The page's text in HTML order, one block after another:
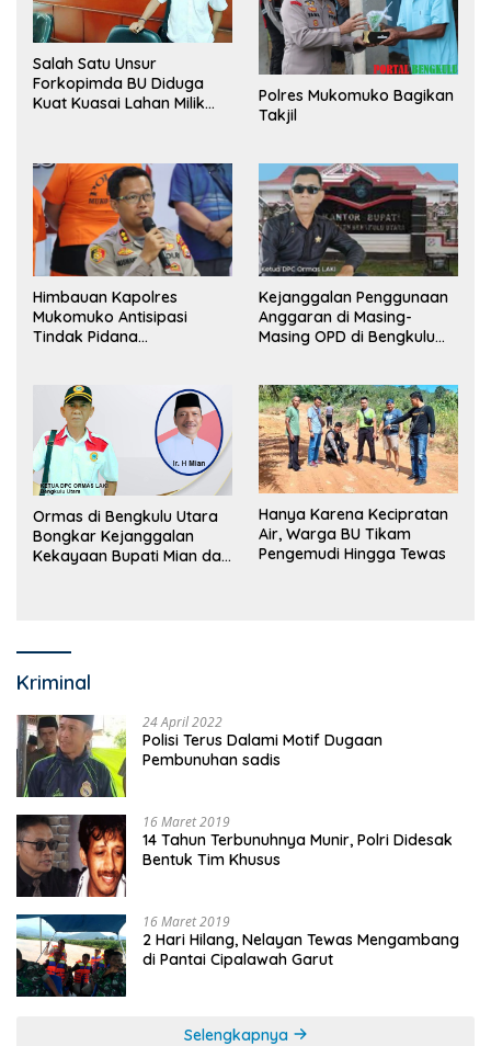
Salah Satu Unsur
Forkopimda BU Diduga
Kuat Kuasai Lahan Milik
Polres Mukomuko Bagikan
Takjil
Himbauan Kapolres
Mukomuko Antisipasi
Tindak Pidana
Kejanggalan Penggunaan
Anggaran di Masing-
Masing OPD di Bengkulu
Ormas di Bengkulu Utara
Bongkar Kejanggalan
Kekayaan Bupati Mian dan
Hanya Karena Kecipratan
Air, Warga BU Tikam
Pengemudi Hingga Tewas
Kriminal
24 April 2022
Polisi Terus Dalami Motif Dugaan
Pembunuhan sadis
16 Maret 2019
14 Tahun Terbunuhnya Munir, Polri Didesak
Bentuk Tim Khusus
16 Maret 2019
2 Hari Hilang, Nelayan Tewas Mengambang
di Pantai Cipalawah Garut
Selengkapnya